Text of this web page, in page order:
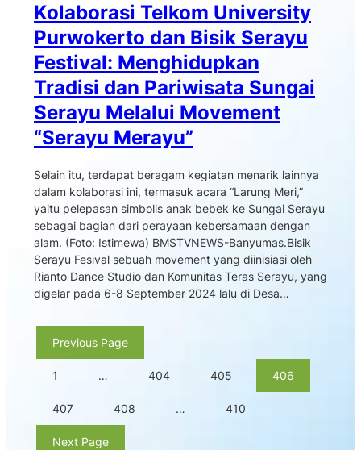
Kolaborasi Telkom University
Purwokerto dan Bisik Serayu
Festival: Menghidupkan
Tradisi dan Pariwisata Sungai
Serayu Melalui Movement
“Serayu Merayu”
Selain itu, terdapat beragam kegiatan menarik lainnya
dalam kolaborasi ini, termasuk acara “Larung Meri,”
yaitu pelepasan simbolis anak bebek ke Sungai Serayu
sebagai bagian dari perayaan kebersamaan dengan
alam. (Foto: Istimewa) BMSTVNEWS-Banyumas.Bisik
Serayu Fesival sebuah movement yang diinisiasi oleh
Rianto Dance Studio dan Komunitas Teras Serayu, yang
digelar pada 6-8 September 2024 lalu di Desa…
Previous Page
1 … 404 405 406
407 408 … 410
Next Page